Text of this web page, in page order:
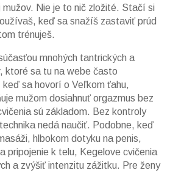
Nie je to nič zložité. Stačí si
keď sa snažíš zastaviť prúd
trénuješ.
mnohých tantrických a
ktoré sa tu na webe často
sa hovorí o Veľkom ťahu,
mužom dosiahnuť orgazmus bez
sú základom. Bez kontroly
nedá naučiť. Podobne, keď
, hlbokom dotyku na penis,
pripojenie k telu, Kegelove cvičenia
a zvýšiť intenzitu zážitku. Pre ženy